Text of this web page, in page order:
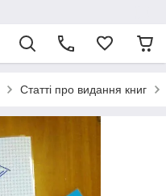
Статті про видання книг